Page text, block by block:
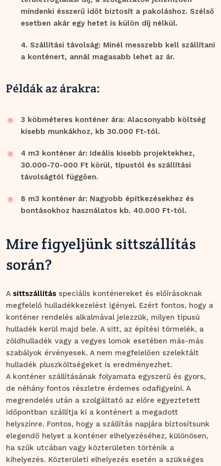
mindenki ésszerű időt biztosít a pakoláshoz. Szélső
esetben akár egy hetet is külön díj nélkül.
Szállítási távolság: Minél messzebb kell szállítani
a konténert, annál magasabb lehet az ár.
Példák az árakra:
3 köbméteres konténer ára: Alacsonyabb költség
kisebb munkákhoz, kb 30.000 Ft-tól.
4 m3 konténer ár: Ideális kisebb projektekhez,
30.000-70-000 Ft körül, típustól és szállítási
távolságtól függően.
8 m3 konténer ár: Nagyobb építkezésekhez és
bontásokhoz használatos kb. 40.000 Ft-tól.
Mire figyeljünk sittszállítás
során?
A sittszállítás speciális konténereket és előírásoknak
megfelelő hulladékkezelést igényel. Ezért fontos, hogy a
konténer rendelés alkalmával jelezzük, milyen típusú
hulladék kerül majd bele. A sitt, az építési törmelék, a
zöldhulladék vagy a vegyes lomok esetében más-más
szabályok érvényesek. A nem megfelelően szelektált
hulladék pluszköltségeket is eredményezhet.
A konténer szállításának folyamata egyszerű és gyors,
de néhány fontos részletre érdemes odafigyelni. A
megrendelés után a szolgáltató az előre egyeztetett
időpontban szállítja ki a konténert a megadott
helyszínre. Fontos, hogy a szállítás napjára biztosítsunk
elegendő helyet a konténer elhelyezéséhez, különösen,
ha szűk utcában vagy közterületen történik a
kihelyezés. Közterületi elhelyezés esetén a szükséges